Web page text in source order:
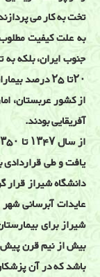
تخت به کار می
به علت کیفیت
جنوب ایران، بلکه
۲۰تا ۲۵ درصد
از کشور عربستان،
آفریقایی بودند.
یافت و طی قراردادی
دانشگاه شیراز
عایدات آبرسانی
شیراز برای
بیش از نیم قرن پیش
باشد که در آن